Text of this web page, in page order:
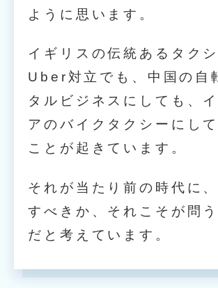
ように思います。
イギリスの伝統あるタク
Uber対立でも、中国の自
タルビジネスにしても、
アのバイクタクシーにし
ことが起きています。
それが当たり前の時代に
すべきか、それこそが問
だと考えています。